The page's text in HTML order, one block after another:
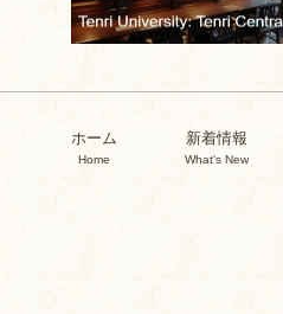
ホーム
Home
新着情報
What's New